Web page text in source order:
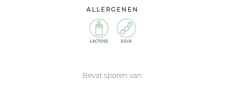
ALLERGENEN
Bevat sporen van: